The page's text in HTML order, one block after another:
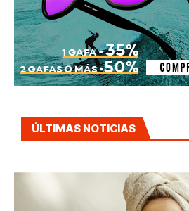
ÚLTIMAS NOTICIAS